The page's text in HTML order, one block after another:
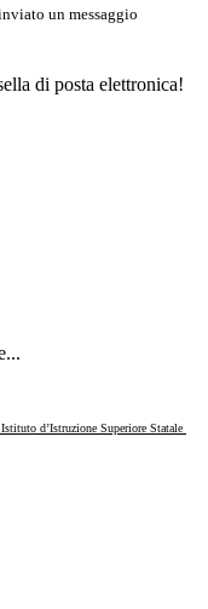
un messaggio
di posta elettronica!
Istituto d’Istruzione Superiore Statale